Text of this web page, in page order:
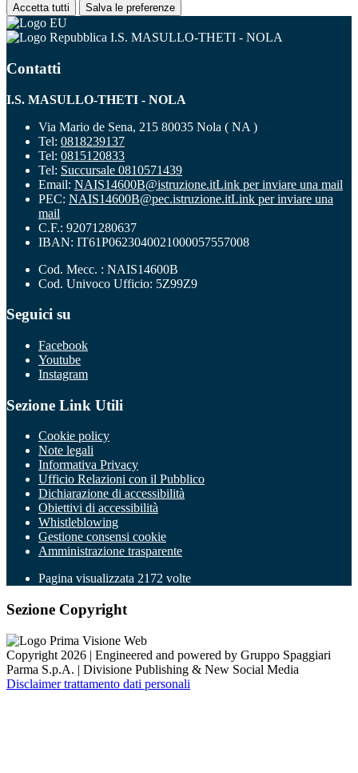
Accetta tutti Salva le preferenze
I.S. MASULLO-THETI - NOLA
Contatti
I.S. MASULLO-THETI - NOLA
Via Mario de Sena, 215 80035 Nola ( NA )
Tel: 0818239137
Tel: 0815120833
Tel: Succursale 0810571439
Email: NAIS14600B@istruzione.itLink per inviare una mail
PEC: NAIS14600B@pec.istruzione.itLink per inviare una
mail
C.F.: 92071280637
IBAN: IT61P0623040021000057557008
Cod. Mecc. : NAIS14600B
Cod. Univoco Ufficio: 5Z99Z9
Seguici su
Facebook
Youtube
Instagram
Sezione Link Utili
Cookie policy
Note legali
Informativa Privacy
Ufficio Relazioni con il Pubblico
Dichiarazione di accessibilità
Obiettivi di accessibilità
Whistleblowing
Gestione consensi cookie
Amministrazione trasparente
Pagina visualizzata 2172 volte
Sezione Copyright
Copyright 2026 | Engineered and powered by Gruppo Spaggiari
Parma S.p.A. | Divisione Publishing & New Social Media
Disclaimer trattamento dati personali